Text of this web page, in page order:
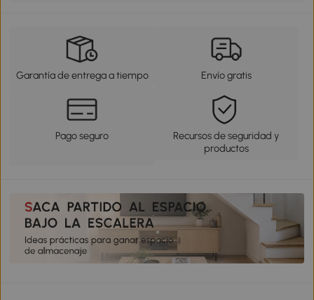
Garantía de entrega a tiempo Envío gratis
Pago seguro
Recursos de seguridad y
productos